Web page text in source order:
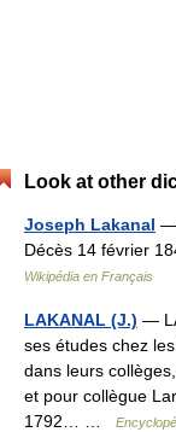
Look at other
Joseph Lakanal —
Décès 14 février
Wikipédia en Français
LAKANAL (J.) —
ses études chez
dans leurs
et pour collègue
1792… …